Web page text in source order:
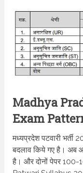
Madhya
Exam
मध्यप्रदेश पटवारी भर्ती
बदलाव किये गए है। अब
है। और दोनों पेपर 100-